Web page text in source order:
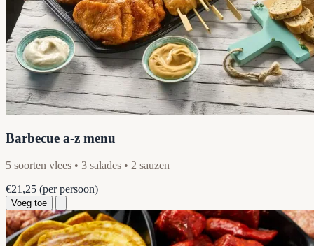
Barbecue a-z menu
5 soorten vlees • 3 salades • 2 sauzen
€21,25 (per persoon)
Voeg toe